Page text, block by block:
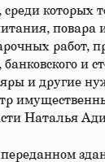
которых
повара
работ,
и
и другие
Наталья